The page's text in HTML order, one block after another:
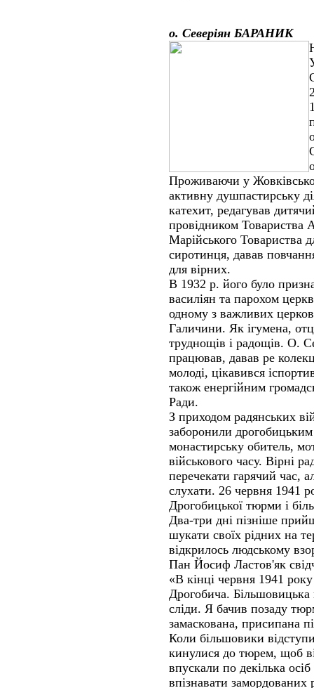
о. Северіян БАРАНИК
Проживаючи у
активну душпастирську
катехит, редагував
провідником Товариства
Марійського Товариства
сиротинця, давав
для вірних.
В 1932 р. його було
василіян та парохом
одному з важливих
Галичини. Як ігумена,
труднощів і радощів. О.
працював, давав ре
молоді, цікавився
також енергійним
Ради.
З приходом радянських
заборонили
монастирську обитель,
військового часу. Вірні
перечекати гарячий час,
слухати. 26 червня 1941
Дрогобицької тюрми і
Два-три дні пізніше
шукати своїх рідних на
відкрилось людському
Пан Йосиф Ластов'як
«В кінці червня 1941
Дрогобича. Більшовицька
сліди. Я бачив позаду
замаскована, присипана
Коли більшовики
кинулися до тюрем, щоб
впускали по декілька
впізнавати замордованих